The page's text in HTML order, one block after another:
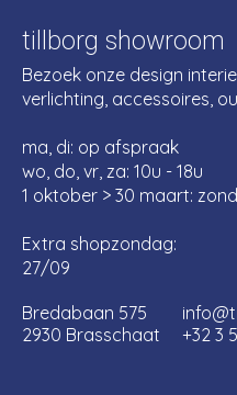
tillborg showroom
Bezoek onze design
verlichting, accessoires,
ma, di: op afspraak
wo, do, vr, za: 10u - 18u
1 oktober > 30 maart:
Extra shopzondag:
27/09
Bredabaan 575
2930 Brasschaat
+32 3